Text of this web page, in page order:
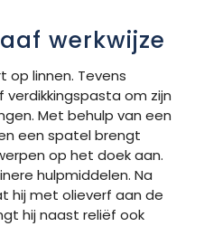
werkwijze
op linnen. Tevens
om zijn
Met behulp van een
een spatel brengt
op het doek aan.
hulpmiddelen. Na
hij met olieverf aan de
hij naast reliëf ook